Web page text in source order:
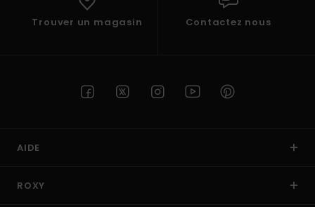
Trouver un magasin Contactez nous
AIDE
ROXY